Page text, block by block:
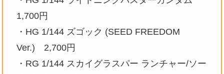
1,700円
・HG 1/144 ズゴック (SEED FREEDOM
Ver.) 2,700円
・RG 1/144 スカイグラスパー ランチャー/ソー